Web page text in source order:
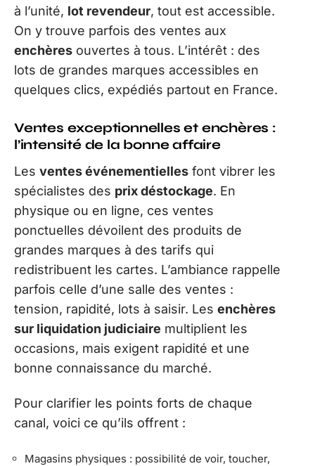
à l’unité, lot revendeur, tout est accessible.
On y trouve parfois des ventes aux
enchères ouvertes à tous. L’intérêt : des
lots de grandes marques accessibles en
quelques clics, expédiés partout en France.
Ventes exceptionnelles et enchères :
l’intensité de la bonne affaire
Les ventes événementielles font vibrer les
spécialistes des prix déstockage. En
physique ou en ligne, ces ventes
ponctuelles dévoilent des produits de
grandes marques à des tarifs qui
redistribuent les cartes. L’ambiance rappelle
parfois celle d’une salle des ventes :
tension, rapidité, lots à saisir. Les enchères
sur liquidation judiciaire multiplient les
occasions, mais exigent rapidité et une
bonne connaissance du marché.
Pour clarifier les points forts de chaque
canal, voici ce qu’ils offrent :
Magasins physiques : possibilité de voir, toucher,